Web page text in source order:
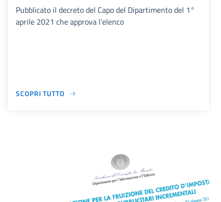
Pubblicato il decreto del Capo del Dipartimento del 1°
aprile 2021 che approva l’elenco
SCOPRI TUTTO